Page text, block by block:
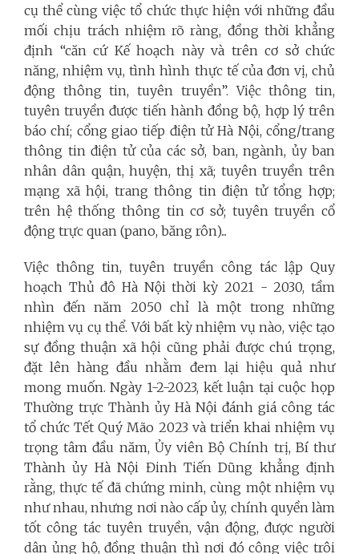
cụ thể cùng việc tổ chức thực hiện với những đầu
mối chịu trách nhiệm rõ ràng, đồng thời khẳng
định “căn cứ Kế hoạch này và trên cơ sở chức
năng, nhiệm vụ, tình hình thực tế của đơn vị, chủ
động thông tin, tuyên truyền”. Việc thông tin,
tuyên truyền được tiến hành đồng bộ, hợp lý trên
báo chí; cổng giao tiếp điện tử Hà Nội, cổng/trang
thông tin điện tử của các sở, ban, ngành, ủy ban
nhân dân quận, huyện, thị xã; tuyên truyền trên
mạng xã hội, trang thông tin điện tử tổng hợp;
trên hệ thống thông tin cơ sở; tuyên truyền cổ
động trực quan (pano, băng rôn)...
Việc thông tin, tuyên truyền công tác lập Quy
hoạch Thủ đô Hà Nội thời kỳ 2021 - 2030, tầm
nhìn đến năm 2050 chỉ là một trong những
nhiệm vụ cụ thể. Với bất kỳ nhiệm vụ nào, việc tạo
sự đồng thuận xã hội cũng phải được chú trọng,
đặt lên hàng đầu nhằm đem lại hiệu quả như
mong muốn. Ngày 1-2-2023, kết luận tại cuộc họp
Thường trực Thành ủy Hà Nội đánh giá công tác
tổ chức Tết Quý Mão 2023 và triển khai nhiệm vụ
trọng tâm đầu năm, Ủy viên Bộ Chính trị, Bí thư
Thành ủy Hà Nội Đinh Tiến Dũng khẳng định
rằng, thực tế đã chứng minh, cùng một nhiệm vụ
như nhau, nhưng nơi nào cấp ủy, chính quyền làm
tốt công tác tuyên truyền, vận động, được người
dân ủng hộ, đồng thuận thì nơi đó công việc trôi